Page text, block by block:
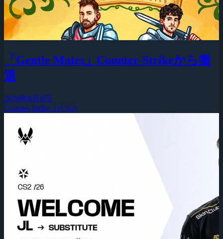
「Gentle Mates」Counter-Strikeから撤
退
2026年8月8日
Counter-Strike 2 (CS2)